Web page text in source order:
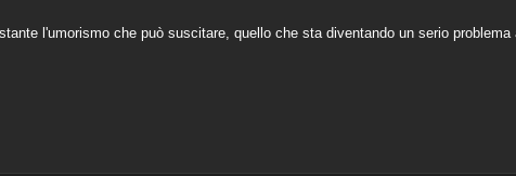
l'umorismo che può suscitare, quello che sta diventando un serio problema